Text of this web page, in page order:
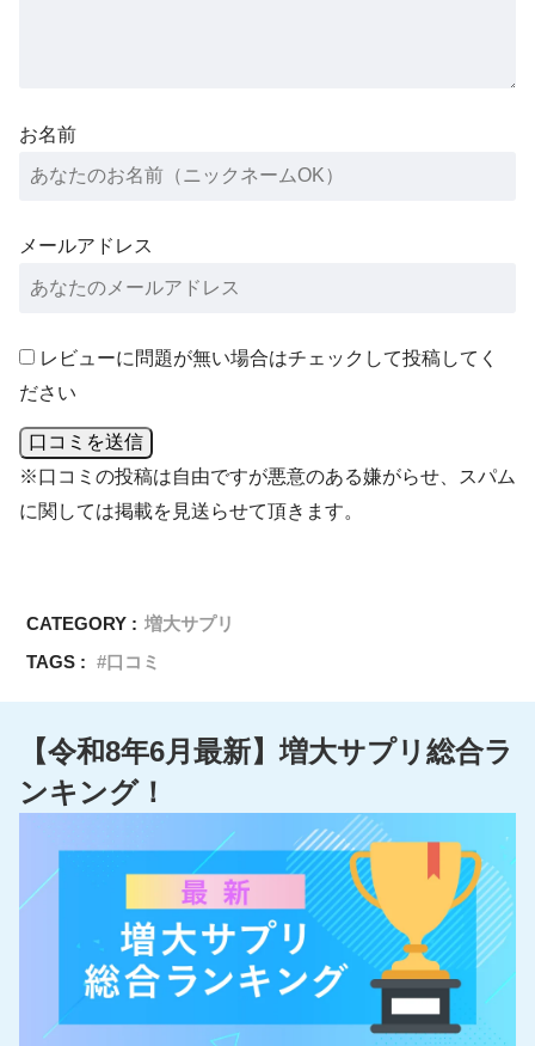
お名前
メールアドレス
レビューに問題が無い場合はチェックして投稿してく
ださい
口コミを送信
※口コミの投稿は自由ですが悪意のある嫌がらせ、スパム
に関しては掲載を見送らせて頂きます。
CATEGORY : 増大サプリ
TAGS :
口コミ
【令和8年6月最新】増大サプリ総合ラ
ンキング！